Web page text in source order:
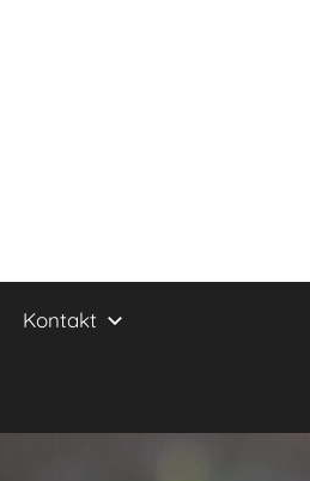
Kontakt